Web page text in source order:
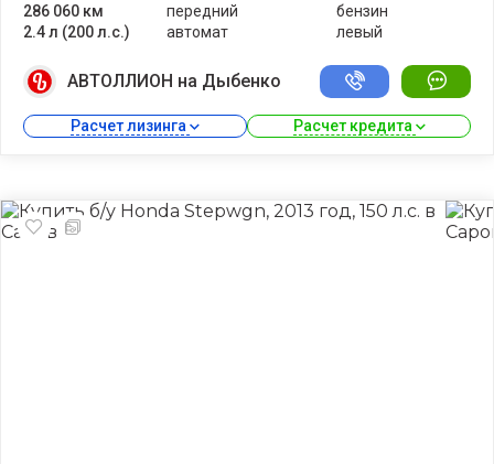
286 060 км
2.4 л (200 л.с.)
передний
автомат
бензин
левый
АВТОЛЛИОН на Дыбенко
Расчет лизинга Расчет кредита